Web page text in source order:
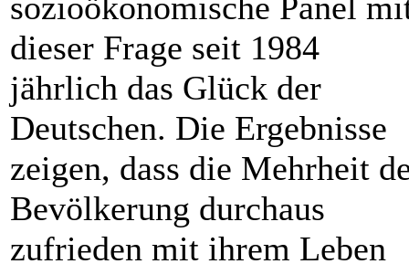
dieser Frage seit 1984
jährlich das Glück der
Deutschen. Die Ergebnisse
zeigen, dass die Mehrheit
Bevölkerung durchaus
zufrieden mit ihrem Leben